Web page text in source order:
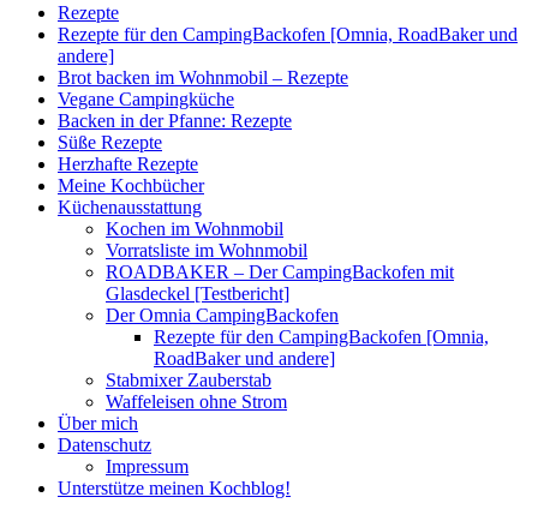
Rezepte
Rezepte für den CampingBackofen [Omnia, RoadBaker und
andere]
Brot backen im Wohnmobil – Rezepte
Vegane Campingküche
Backen in der Pfanne: Rezepte
Süße Rezepte
Herzhafte Rezepte
Meine Kochbücher
Küchenausstattung
Kochen im Wohnmobil
Vorratsliste im Wohnmobil
ROADBAKER – Der CampingBackofen mit
Glasdeckel [Testbericht]
Der Omnia CampingBackofen
Rezepte für den CampingBackofen [Omnia,
RoadBaker und andere]
Stabmixer Zauberstab
Waffeleisen ohne Strom
Über mich
Datenschutz
Impressum
Unterstütze meinen Kochblog!